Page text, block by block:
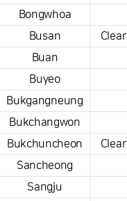
Bongwhoa
Busan
Clear
Buan
Buyeo
Bukgangneung
Bukchangwon
Bukchuncheon
Clear
Sancheong
Sangju